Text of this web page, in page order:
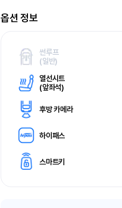
옵션 정보
썬루프
(일반)
열선시트
(앞좌석)
후방 카메라
하이패스
스마트키